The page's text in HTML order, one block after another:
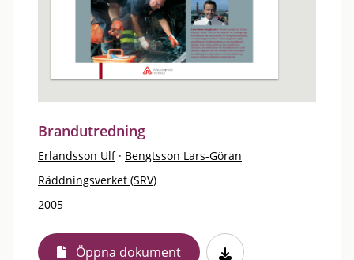
Brandutredning
Erlandsson Ulf · Bengtsson Lars-Göran
Räddningsverket (SRV)
2005
Öppna dokument